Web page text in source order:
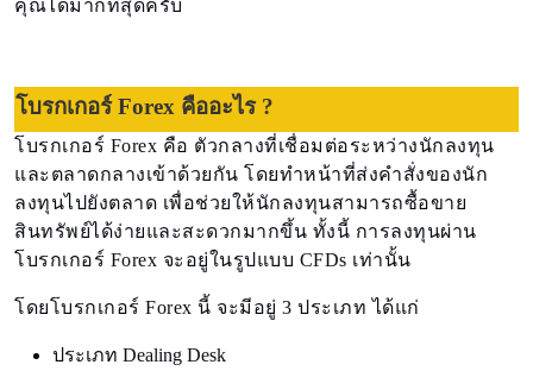
คุณได้มากที่สุดครับ
โบรกเกอร์ Forex คืออะไร ?
โบรกเกอร์ Forex คือ ตัวกลางที่เชื่อมต่อระหว่างนักลงทุน
และตลาดกลางเข้าด้วยกัน โดยทำหน้าที่ส่งคำสั่งของนัก
ลงทุนไปยังตลาด เพื่อช่วยให้นักลงทุนสามารถซื้อขาย
สินทรัพย์ได้ง่ายและสะดวกมากขึ้น ทั้งนี้ การลงทุนผ่าน
โบรกเกอร์ Forex จะอยู่ในรูปแบบ CFDs เท่านั้น
โดยโบรกเกอร์ Forex นี้ จะมีอยู่ 3 ประเภท ได้แก่
ประเภท Dealing Desk